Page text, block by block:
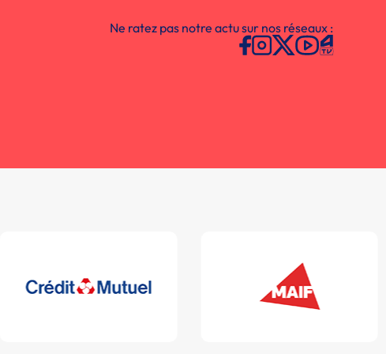
Ne ratez pas notre actu sur nos réseaux :